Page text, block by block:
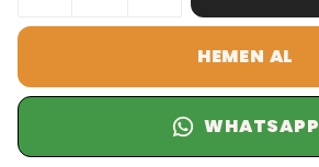
HEMEN AL
WHATSAPP